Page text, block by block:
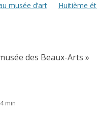
musée d’art
Huitième
des Beaux-Arts »
min